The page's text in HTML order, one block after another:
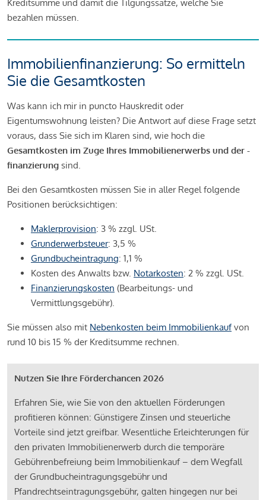
Kreditsumme und damit die Tilgungssätze, welche Sie
bezahlen müssen.
Immobilienfinanzierung: So ermitteln
Sie die Gesamtkosten
Was kann ich mir in puncto Hauskredit oder
Eigentumswohnung leisten? Die Antwort auf diese Frage setzt
voraus, dass Sie sich im Klaren sind, wie hoch die
Gesamtkosten im Zuge Ihres Immobilienerwerbs und der -
finanzierung sind.
Bei den Gesamtkosten müssen Sie in aller Regel folgende
Positionen berücksichtigen:
Maklerprovision: 3 % zzgl. USt.
Grunderwerbsteuer: 3,5 %
Grundbucheintragung: 1,1 %
Kosten des Anwalts bzw. Notarkosten: 2 % zzgl. USt.
Finanzierungskosten (Bearbeitungs- und
Vermittlungsgebühr).
Sie müssen also mit Nebenkosten beim Immobilienkaufvon
rund 10 bis 15 % der Kreditsumme rechnen.
Nutzen Sie Ihre Förderchancen 2026
Erfahren Sie, wie Sie von den aktuellen Förderungen
profitieren können: Günstigere Zinsen und steuerliche
Vorteile sind jetzt greifbar. Wesentliche Erleichterungen für
den privaten Immobilienerwerb durch die temporäre
Gebührenbefreiung beim Immobilienkauf – dem Wegfall
der Grundbucheintragungsgebühr und
Pfandrechtseintragungsgebühr, galten hingegen nur bei